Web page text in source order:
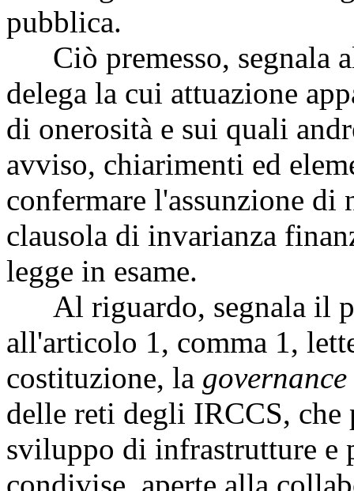
pubblica.
Ciò premesso, segnala
delega la cui attuazione
di onerosità e sui quali
avviso, chiarimenti ed
confermare l'assunzione di
clausola di invarianza
legge in esame.
Al riguardo, segnala il
all'articolo 1, comma 1,
costituzione, la governance
delle reti degli IRCCS,
sviluppo di infrastrutture e
condivise, aperte alla